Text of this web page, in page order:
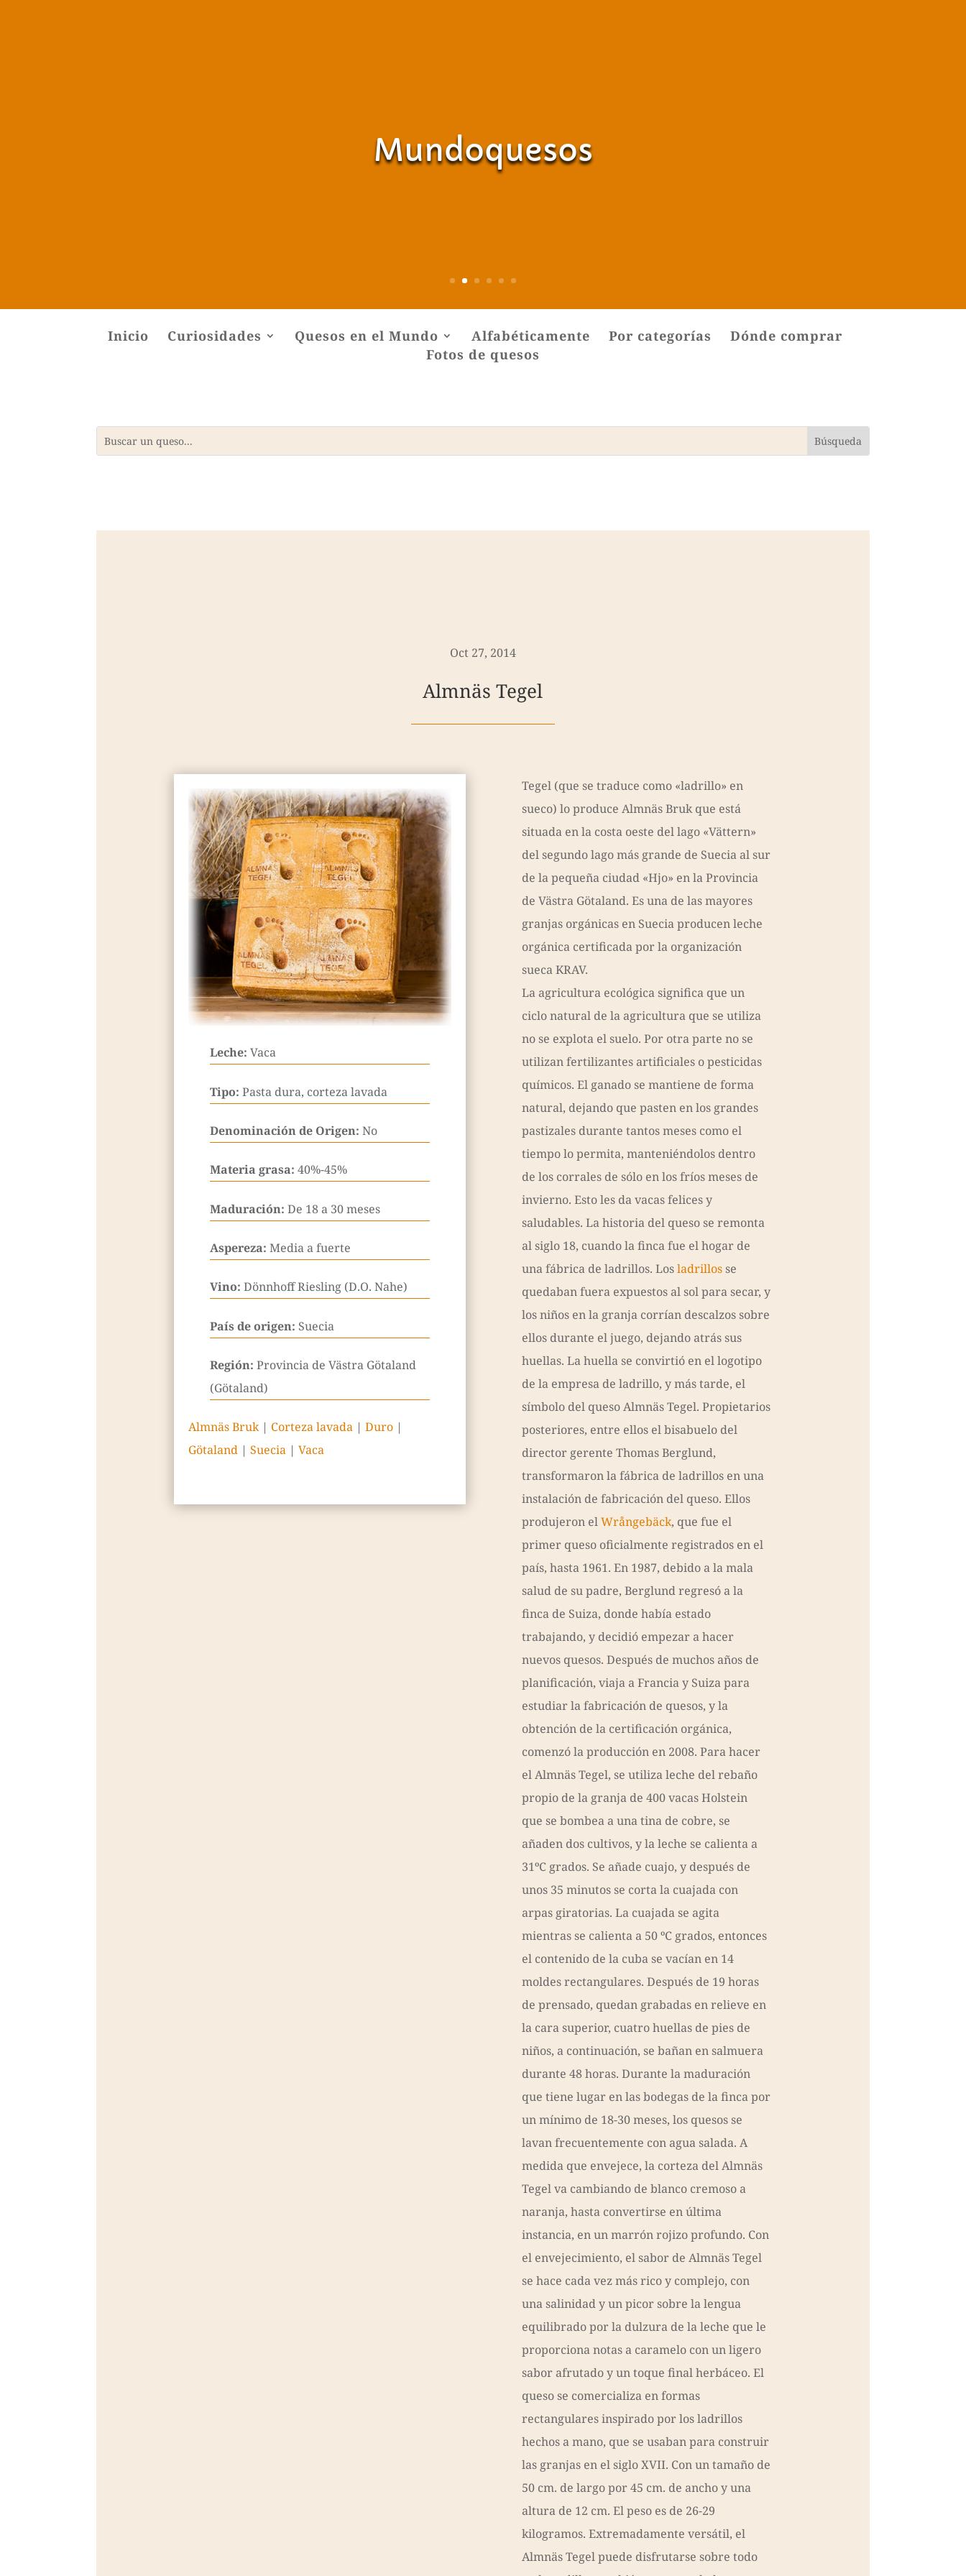
Mundoquesos
Inicio Curiosidades Quesos en el Mundo Alfabéticamente Por categorías
Dónde comprar
Fotos de quesos
Oct 27, 2014
Almnäs Tegel
Leche: Vaca
Tipo: Pasta dura, corteza lavada
Denominación de Origen: No
Materia grasa: 40%-45%
Maduración: De 18 a 30 meses
Aspereza: Media a fuerte
Vino: Dönnhoff Riesling (D.O. Nahe)
País de origen: Suecia
Región: Provincia de Västra Götaland
(Götaland)
Almnäs Bruk| Corteza lavada| Duro|
Götaland| Suecia| Vaca
Tegel (que se traduce como «ladrillo» en
sueco) lo produce Almnäs Bruk que está
situada en la costa oeste del lago «Vättern»
del segundo lago más grande de Suecia al sur
de la pequeña ciudad «Hjo» en la Provincia
de Västra Götaland. Es una de las mayores
granjas orgánicas en Suecia producen leche
orgánica certificada por la organización
sueca KRAV.
La agricultura ecológica significa que un
ciclo natural de la agricultura que se utiliza
no se explota el suelo. Por otra parte no se
utilizan fertilizantes artificiales o pesticidas
químicos. El ganado se mantiene de forma
natural, dejando que pasten en los grandes
pastizales durante tantos meses como el
tiempo lo permita, manteniéndolos dentro
de los corrales de sólo en los fríos meses de
invierno. Esto les da vacas felices y
saludables. La historia del queso se remonta
al siglo 18, cuando la finca fue el hogar de
una fábrica de ladrillos. Losladrillosse
quedaban fuera expuestos al sol para secar, y
los niños en la granja corrían descalzos sobre
ellos durante el juego, dejando atrás sus
huellas. La huella se convirtió en el logotipo
de la empresa de ladrillo, y más tarde, el
símbolo del queso Almnäs Tegel. Propietarios
posteriores, entre ellos el bisabuelo del
director gerente Thomas Berglund,
transformaron la fábrica de ladrillos en una
instalación de fabricación del queso. Ellos
produjeron elWrångebäck, que fue el
primer queso oficialmente registrados en el
país, hasta 1961. En 1987, debido a la mala
salud de su padre, Berglund regresó a la
finca de Suiza, donde había estado
trabajando, y decidió empezar a hacer
nuevos quesos. Después de muchos años de
planificación, viaja a Francia y Suiza para
estudiar la fabricación de quesos, y la
obtención de la certificación orgánica,
comenzó la producción en 2008. Para hacer
el Almnäs Tegel, se utiliza leche del rebaño
propio de la granja de 400 vacas Holstein
que se bombea a una tina de cobre, se
añaden dos cultivos, y la leche se calienta a
31ºC grados. Se añade cuajo, y después de
unos 35 minutos se corta la cuajada con
arpas giratorias. La cuajada se agita
mientras se calienta a 50 ºC grados, entonces
el contenido de la cuba se vacían en 14
moldes rectangulares. Después de 19 horas
de prensado, quedan grabadas en relieve en
la cara superior, cuatro huellas de pies de
niños, a continuación, se bañan en salmuera
durante 48 horas. Durante la maduración
que tiene lugar en las bodegas de la finca por
un mínimo de 18-30 meses, los quesos se
lavan frecuentemente con agua salada. A
medida que envejece, la corteza del Almnäs
Tegel va cambiando de blanco cremoso a
naranja, hasta convertirse en última
instancia, en un marrón rojizo profundo. Con
el envejecimiento, el sabor de Almnäs Tegel
se hace cada vez más rico y complejo, con
una salinidad y un picor sobre la lengua
equilibrado por la dulzura de la leche que le
proporciona notas a caramelo con un ligero
sabor afrutado y un toque final herbáceo. El
queso se comercializa en formas
rectangulares inspirado por los ladrillos
hechos a mano, que se usaban para construir
las granjas en el siglo XVII. Con un tamaño de
50 cm. de largo por 45 cm. de ancho y una
altura de 12 cm. El peso es de 26-29
kilogramos. Extremadamente versátil, el
Almnäs Tegel puede disfrutarse sobre todo